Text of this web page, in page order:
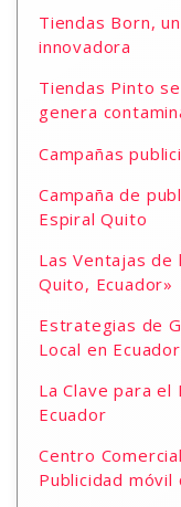
Tiendas Born,
innovadora
Tiendas Pinto
genera
Campañas
Campaña de
Espiral Quito
Las Ventajas de
Quito, Ecuador»
Estrategias de
Local en Ecuador
La Clave para
Ecuador
Centro
Publicidad móvil